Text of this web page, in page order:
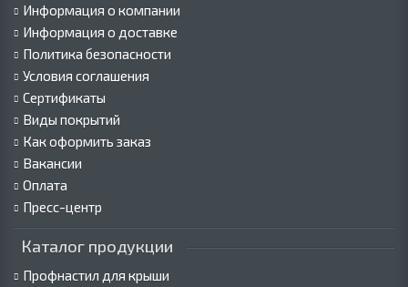
Информация о компании
Информация о доставке
Политика безопасности
Условия соглашения
Сертификаты
Виды покрытий
Как оформить заказ
Вакансии
Оплата
Пресс-центр
Каталог продукции
Профнастил для крыши